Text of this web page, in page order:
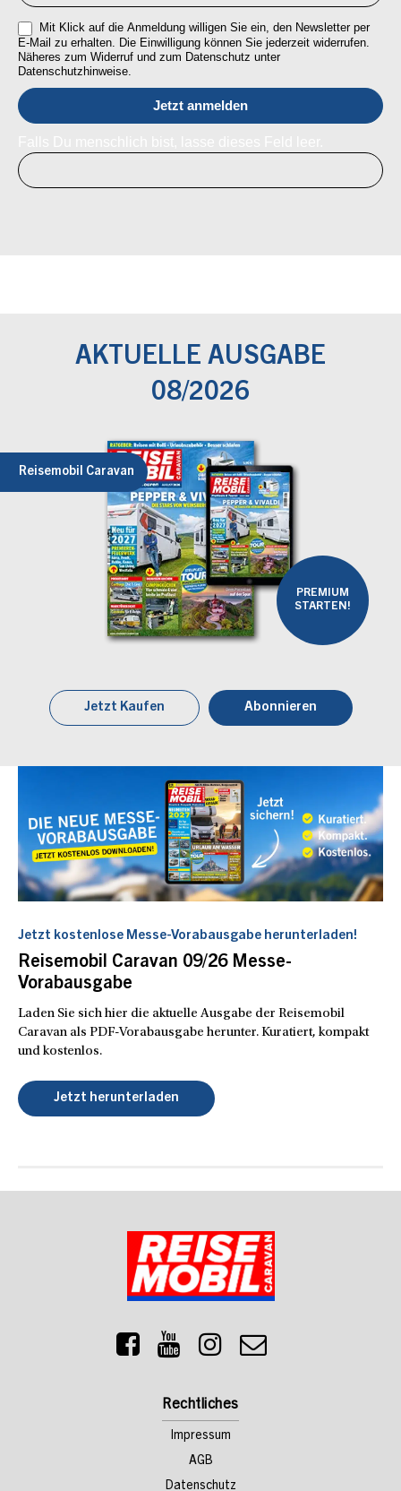
Mit Klick auf die Anmeldung willigen Sie ein, den Newsletter per
E-Mail zu erhalten. Die Einwilligung können Sie jederzeit widerrufen.
Näheres zum Widerruf und zum Datenschutz unter
Datenschutzhinweise.
AKTUELLE AUSGABE
08/2026
Reisemobil Caravan
PREMIUM
STARTEN!
Jetzt Kaufen Abonnieren
Jetzt kostenlose Messe-Vorabausgabe herunterladen!
Reisemobil Caravan 09/26 Messe-
Vorabausgabe
Laden Sie sich hier die aktuelle Ausgabe der Reisemobil
Caravan als PDF-Vorabausgabe herunter. Kuratiert, kompakt
und kostenlos.
Jetzt herunterladen
Rechtliches
Impressum
AGB
Datenschutz